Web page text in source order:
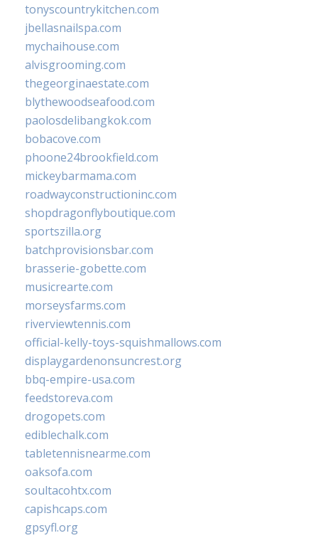
tonyscountrykitchen.com
jbellasnailspa.com
mychaihouse.com
alvisgrooming.com
thegeorginaestate.com
blythewoodseafood.com
paolosdelibangkok.com
bobacove.com
phoone24brookfield.com
mickeybarmama.com
roadwayconstructioninc.com
shopdragonflyboutique.com
sportszilla.org
batchprovisionsbar.com
brasserie-gobette.com
musicrearte.com
morseysfarms.com
riverviewtennis.com
official-kelly-toys-squishmallows.com
displaygardenonsuncrest.org
bbq-empire-usa.com
feedstoreva.com
drogopets.com
ediblechalk.com
tabletennisnearme.com
oaksofa.com
soultacohtx.com
capishcaps.com
gpsyfl.org